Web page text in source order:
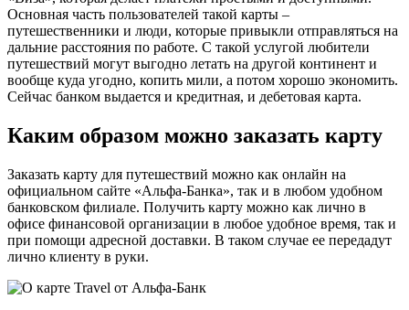
Основная часть пользователей такой карты –
путешественники и люди, которые привыкли отправляться на
дальние расстояния по работе. С такой услугой любители
путешествий могут выгодно летать на другой континент и
вообще куда угодно, копить мили, а потом хорошо экономить.
Сейчас банком выдается и кредитная, и дебетовая карта.
Каким образом можно заказать карту
Заказать карту для путешествий можно как онлайн на
официальном сайте «Альфа-Банка», так и в любом удобном
банковском филиале. Получить карту можно как лично в
офисе финансовой организации в любое удобное время, так и
при помощи адресной доставки. В таком случае ее передадут
лично клиенту в руки.